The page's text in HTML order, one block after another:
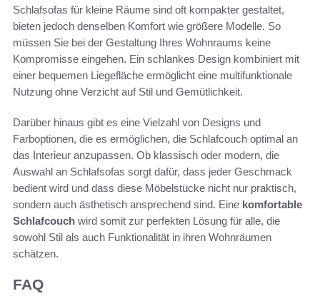
Schlafsofas für kleine Räume sind oft kompakter gestaltet,
bieten jedoch denselben Komfort wie größere Modelle. So
müssen Sie bei der Gestaltung Ihres Wohnraums keine
Kompromisse eingehen. Ein schlankes Design kombiniert mit
einer bequemen Liegefläche ermöglicht eine multifunktionale
Nutzung ohne Verzicht auf Stil und Gemütlichkeit.
Darüber hinaus gibt es eine Vielzahl von Designs und
Farboptionen, die es ermöglichen, die Schlafcouch optimal an
das Interieur anzupassen. Ob klassisch oder modern, die
Auswahl an Schlafsofas sorgt dafür, dass jeder Geschmack
bedient wird und dass diese Möbelstücke nicht nur praktisch,
sondern auch ästhetisch ansprechend sind. Eine komfortable
Schlafcouch wird somit zur perfekten Lösung für alle, die
sowohl Stil als auch Funktionalität in ihren Wohnräumen
schätzen.
FAQ